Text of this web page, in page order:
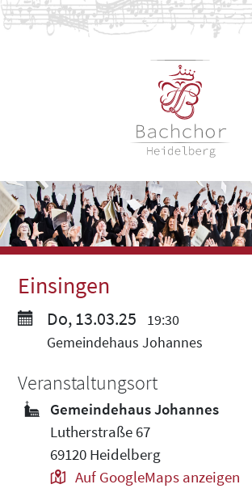
Einsingen
Do, 13.03.25
19:30
Gemeindehaus Johannes
Veranstaltungsort
Gemeindehaus Johannes
Lutherstraße 67
69120 Heidelberg
Auf GoogleMaps anzeigen